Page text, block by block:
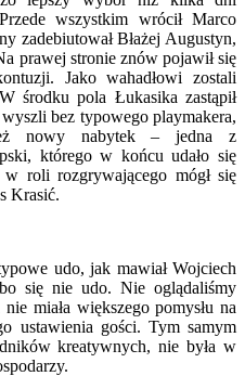
wszystkim wrócił Marco
zadebiutował Błażej Augustyn,
prawej stronie znów pojawił się
Jako wahadłowi zostali
środku pola Łukasika zastąpił
bez typowego playmakera,
nowy nabytek – jedna z
którego w końcu udało się
roli rozgrywającego mógł się
Krasić.
udo, jak mawiał Wojciech
się nie udo. Nie oglądaliśmy
miała większego pomysłu na
ustawienia gości. Tym samym
kreatywnych, nie była w